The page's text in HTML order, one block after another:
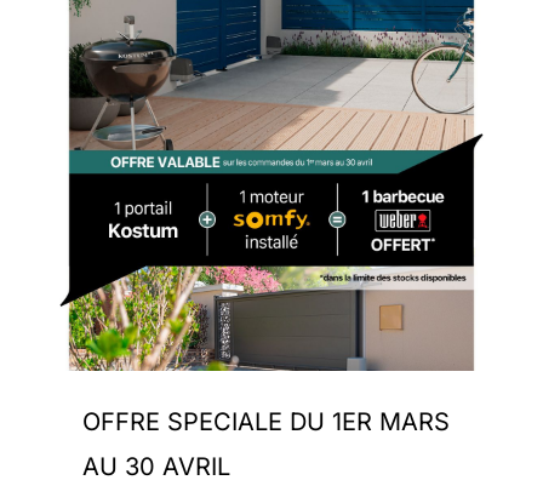
OFFRE SPECIALE DU 1ER MARS
AU 30 AVRIL